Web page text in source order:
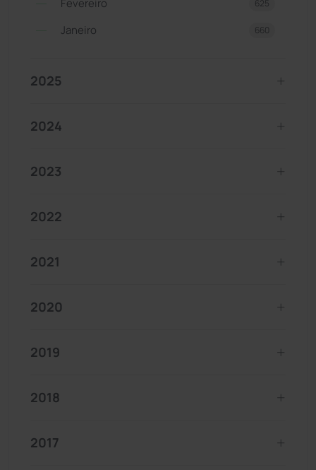
Fevereiro 625
Janeiro 660
2025
2024
2023
2022
2021
2020
2019
2018
2017